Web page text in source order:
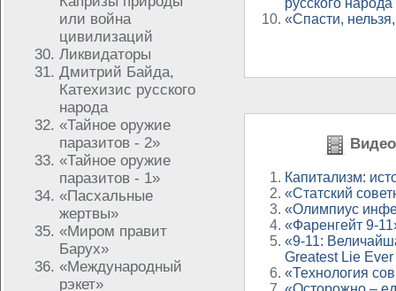
или война
цивилизаций
Ликвидаторы
Дмитрий Байда,
Катехизис русского
народа
«Тайное оружие
паразитов - 2»
«Тайное оружие
паразитов - 1»
«Пасхальные
жертвы»
«Миром правит
Барух»
«Международный
рэкет»
русского народа
«Спасти,
Капитализм:
«Статский
«Олимпиус
«Фаренгейт 9-
«9-11:
Greatest Lie
«Технология